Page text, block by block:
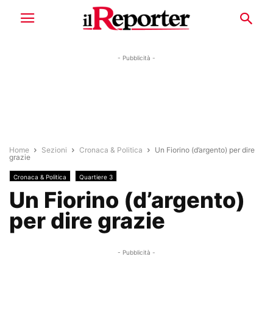
- Pubblicità -
Home Sezioni Cronaca & Politica
Un Fiorino (d’argento) per dire
grazie
Cronaca & Politica Quartiere 3
Un Fiorino (d’argento)
per dire grazie
- Pubblicità -